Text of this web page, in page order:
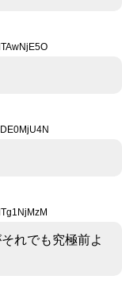
れでも究極前よ